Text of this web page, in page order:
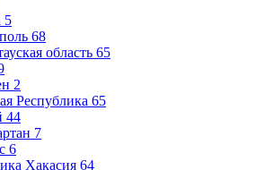
5
68
область 65
2
Республика 65
44
7
6
Хакасия 64